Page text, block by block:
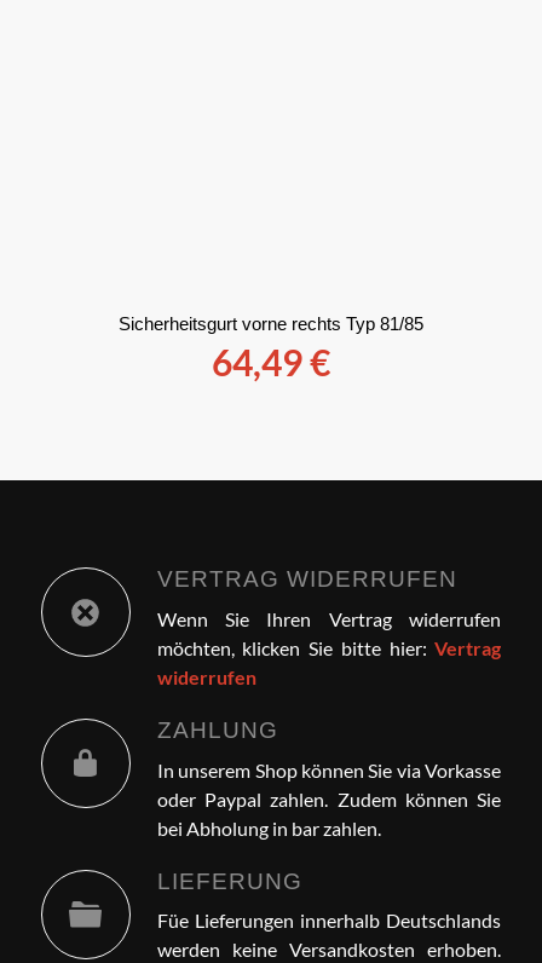
Sicherheitsgurt vorne rechts Typ 81/85
64,49€
VERTRAG WIDERRUFEN
Wenn Sie Ihren Vertrag widerrufen
möchten, klicken Sie bitte hier:Vertrag
widerrufen
ZAHLUNG
In unserem Shop können Sie via Vorkasse
oder Paypal zahlen. Zudem können Sie
bei Abholung in bar zahlen.
LIEFERUNG
Füe Lieferungen innerhalb Deutschlands
werden keine Versandkosten erhoben.